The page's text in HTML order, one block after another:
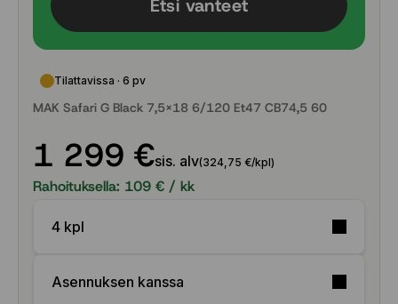
Etsi vanteet
Tilattavissa · 6 pv
MAK Safari G Black 7,5x18 6/120 Et47 CB74,5 60
1 299 €sis. alv(324,75 €/kpl)
Rahoituksella: 109 € / kk
4 kpl
Asennuksen kanssa